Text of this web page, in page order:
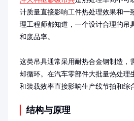
计质量直接影响工件热处理效果和一
理工程师都知道，一个设计合理的吊
和废品率。
这类吊具通常采用耐热合金钢制造，
却循环。在汽车零部件大批量热处理
和装载效率直接影响生产线节拍和综
结构与原理